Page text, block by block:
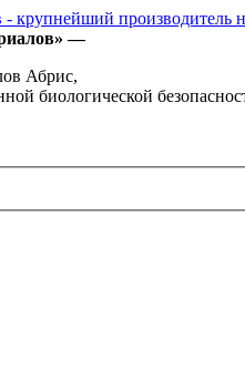
—
Абрис,
биологической